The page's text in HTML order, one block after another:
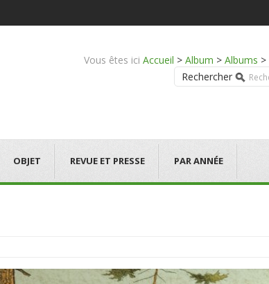
Vous êtes ici Accueil > Album > Albums >
Rechercher
OBJET REVUE ET PRESSE PAR ANNÉE